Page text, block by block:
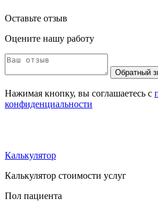
Оставьте отзыв
Оцените нашу работу
Обратный
Нажимая кнопку, вы соглашаетесь с
конфиденциальности
Калькулятор
Калькулятор стоимости услуг
Пол пациента